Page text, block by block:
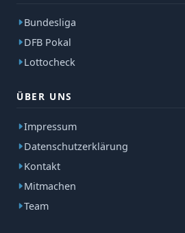
Bundesliga
DFB Pokal
Lottocheck
ÜBER UNS
Impressum
Datenschutzerklärung
Kontakt
Mitmachen
Team